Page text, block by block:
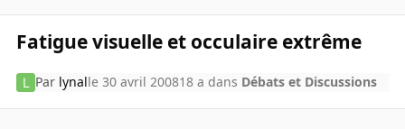
Fatigue visuelle et occulaire extrême
Par lynalle 30 avril 200818 a dans Débats et Discussions